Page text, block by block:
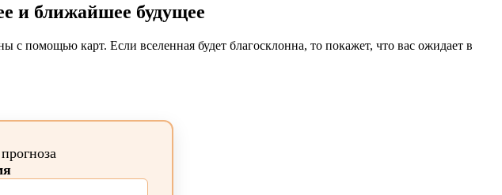
и ближайшее будущее
с помощью карт. Если вселенная будет благосклонна, то покажет, что вас ожидает в